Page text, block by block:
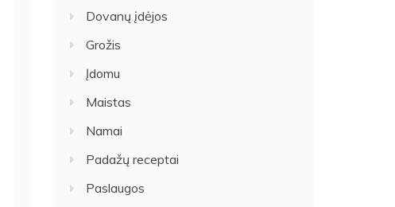
Dovanų įdėjos
Grožis
Įdomu
Maistas
Namai
Padažų receptai
Paslaugos